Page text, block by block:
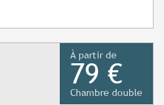
À partir de
79 €
Chambre double